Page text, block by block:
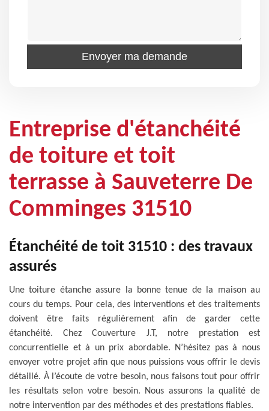
Entreprise d'étanchéité
de toiture et toit
terrasse à Sauveterre De
Comminges 31510
Étanchéité de toit 31510 : des travaux
assurés
Une toiture étanche assure la bonne tenue de la maison au
cours du temps. Pour cela, des interventions et des traitements
doivent être faits régulièrement afin de garder cette
étanchéité. Chez Couverture J.T, notre prestation est
concurrentielle et à un prix abordable. N’hésitez pas à nous
envoyer votre projet afin que nous puissions vous offrir le devis
détaillé. À l’écoute de votre besoin, nous faisons tout pour offrir
les résultats selon votre besoin. Nous assurons la qualité de
notre intervention par des méthodes et des prestations fiables.